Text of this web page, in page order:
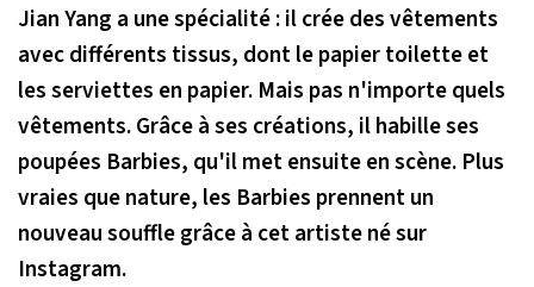
Jian Yang a une spécialité : il crée des vêtements
avec différents tissus, dont le papier toilette et
les serviettes en papier. Mais pas n'importe quels
vêtements. Grâce à ses créations, il habille ses
poupées Barbies, qu'il met ensuite en scène. Plus
vraies que nature, les Barbies prennent un
nouveau souffle grâce à cet artiste né sur
Instagram.